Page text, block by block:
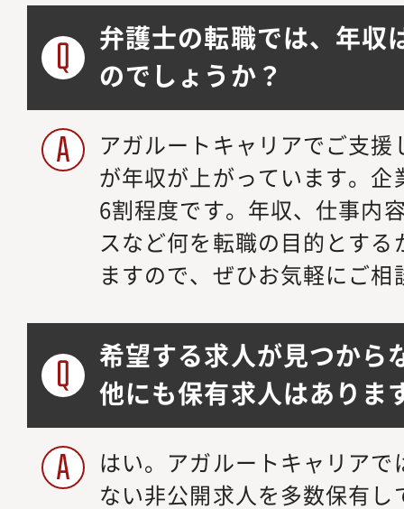
弁護士の転職では、年収
のでしょうか？
アガルートキャリアでご支
が年収が上がっています。
6割程度です。年収、仕事内
スなど何を転職の目的とす
ますので、ぜひお気軽にご相
希望する求人が見つから
他にも保有求人はありま
はい。アガルートキャリア
ない非公開求人を多数保有